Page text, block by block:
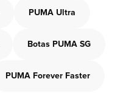
PUMA Ultra
Botas PUMA SG
PUMA Forever Faster